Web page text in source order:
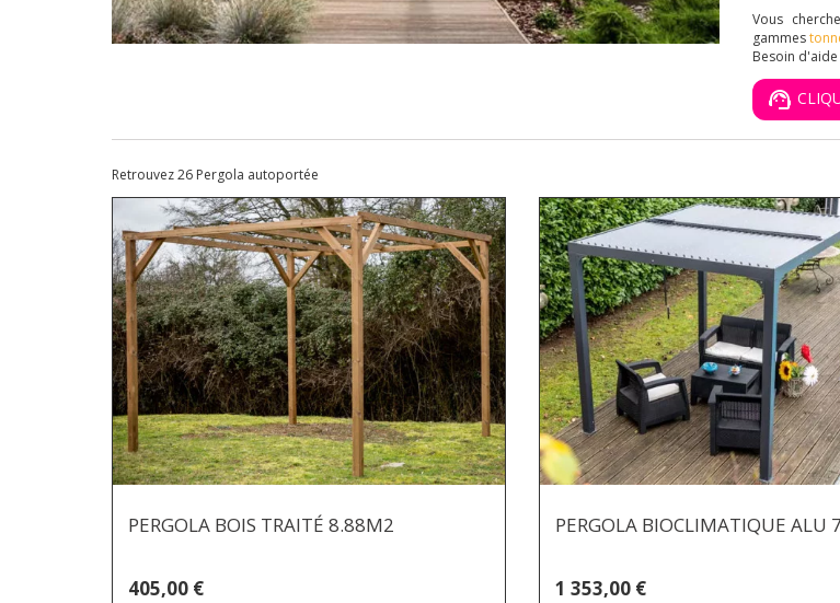
Vous
gammes
Besoin
Retrouvez 26 Pergola autoportée
PERGOLA BOIS TRAITÉ 8.88M2
405,00 €
PERGOLA BIOCLIMATIQUE ALU
1 353,00 €